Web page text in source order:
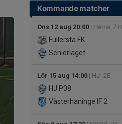
Kommande matcher
Ons 12 aug 20:00 | Herrar 7 H
Fullersta FK
Seniorlaget
Lör 15 aug 14:00 | HJ- 2E
HJ P08
Västerhaninge IF 2